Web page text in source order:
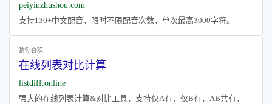
peiyinzhushou.com
支持130+中文配音，限时不限配音次数，单次最高3000字符。
猜你喜欢
在线列表对比计算
listdiff.online
强大的在线列表计算&对比工具，支持仅A有，仅B有，AB共有，